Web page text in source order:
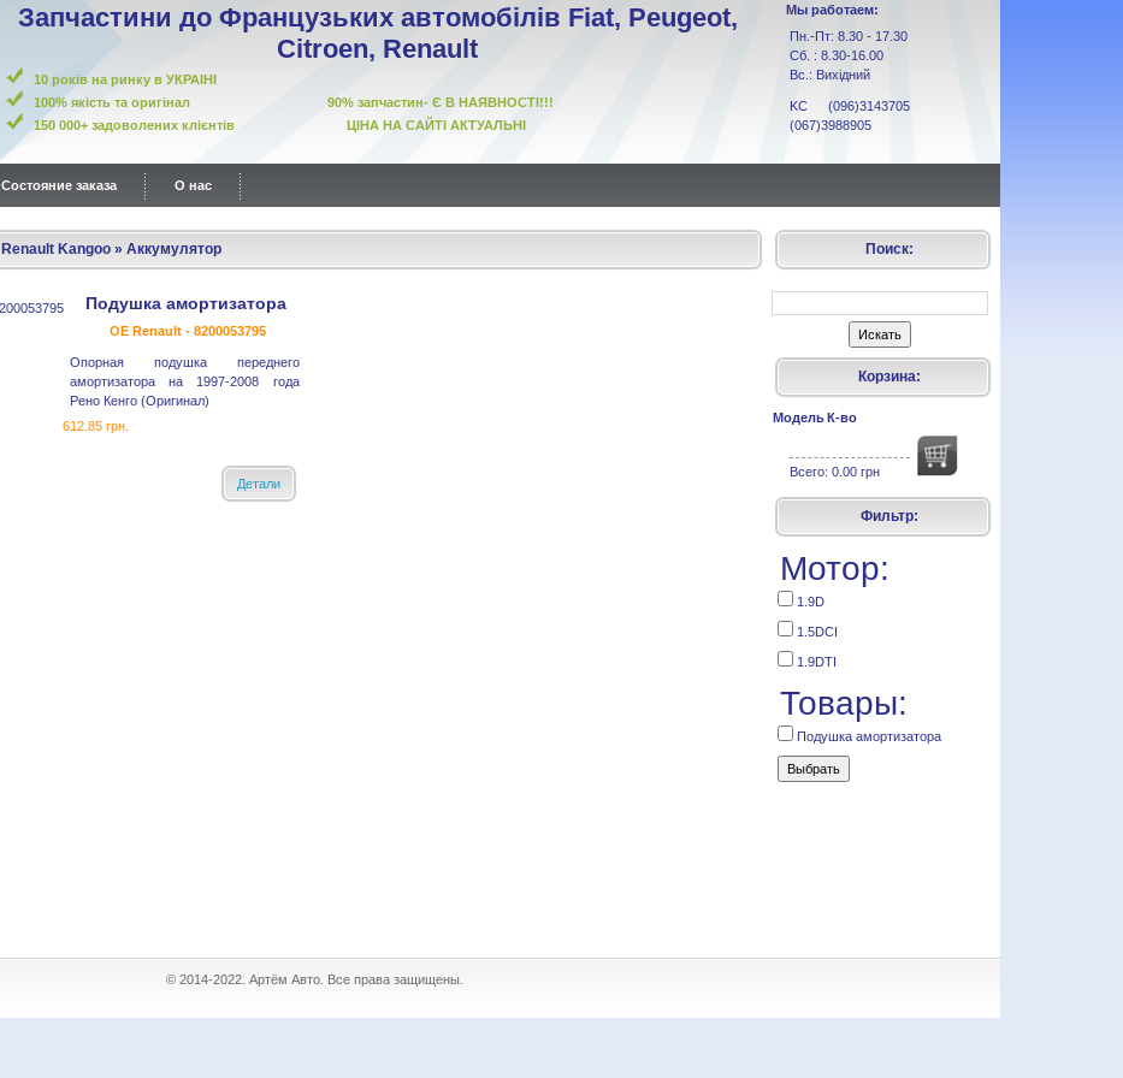
Запчастини до Французьких автомобілів Fiat, Peugeot,
Citroen, Renault
10 років на ринку в УКРАІНІ
100% якість та оригінал 90% запчастин- Є В НАЯВНОСТІ!!!
150 000+ задоволених клієнтів ЦІНА НА САЙТІ АКТУАЛЬНІ
Мы работаем:
Пн.-Пт: 8.30 - 17.30
Сб. : 8.30-16.00
Вс.: Вихідний
KC (096)3143705
(067)3988905
Состояние заказа О нас
Renault Kangoo » Аккумулятор
Подушка амортизатора
OE Renault - 8200053795
Опорная подушка переднего
амортизатора на 1997-2008 года
Рено Кенго (Оригинал)
612.85 грн.
Детали
Поиск:
Корзина:
МодельК-во
Всего: 0.00 грн
Фильтр:
Мотор:
1.9D
1.5DCI
1.9DTI
Товары:
Подушка амортизатора
© 2014-2022. Артём Авто. Все права защищены.